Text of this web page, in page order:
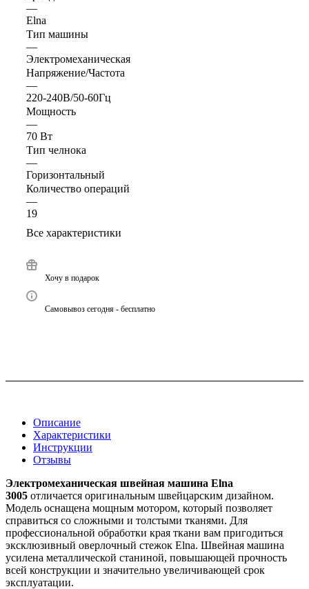
—
Elna
Тип машины
—
Электромеханическая
Напряжение/Частота
—
220-240В/50-60Гц
Мощность
—
70 Вт
Тип челнока
—
Горизонтальный
Количество операций
—
19
Все характеристики
Хочу в подарок
Самовывоз сегодня - бесплатно
Описание
Характеристики
Инструкции
Отзывы
Электромеханическая швейная машина Elna
3005 отличается оригинальным швейцарским дизайном.
Модель оснащена мощным мотором, который позволяет
справиться со сложными и толстыми тканями. Для
профессиональной обработки края ткани вам пригодиться
эксклюзивный оверлочный стежок Elna. Швейная машина
усилена металлической станиной, повышающей прочность
всей конструкции и значительно увеличивающей срок
эксплуатации.